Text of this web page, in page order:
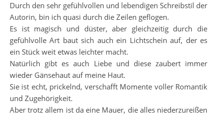
Durch den sehr gefühlvollen und lebendigen Schreibstil der
Autorin, bin ich quasi durch die Zeilen geflogen.
Es ist magisch und düster, aber gleichzeitig durch die
gefühlvolle Art baut sich auch ein Lichtschein auf, der es
ein Stück weit etwas leichter macht.
Natürlich gibt es auch Liebe und diese zaubert immer
wieder Gänsehaut auf meine Haut.
Sie ist echt, prickelnd, verschafft Momente voller Romantik
und Zugehörigkeit.
Aber trotz allem ist da eine Mauer, die alles niederzureißen